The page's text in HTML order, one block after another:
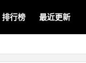
排行榜 最近更新